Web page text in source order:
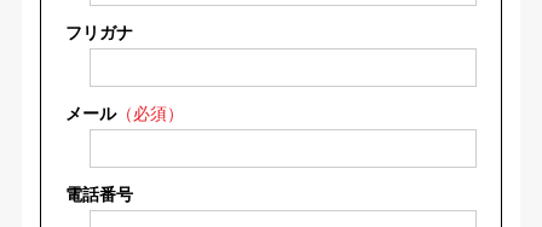
フリガナ
メール（必須）
電話番号